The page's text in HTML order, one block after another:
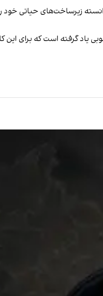
زیرساخت‌های حیاتی خود
گرفته است که برای این